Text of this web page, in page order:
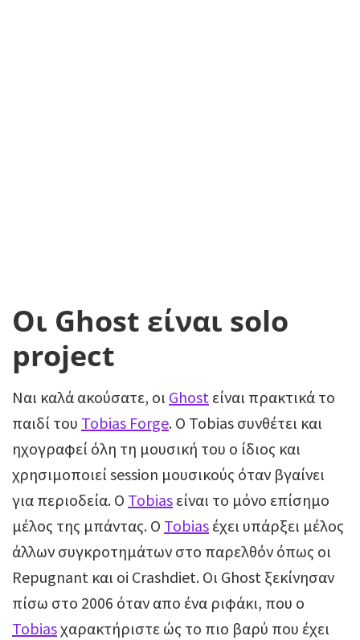
Οι Ghost είναι solo
project
Ναι καλά ακούσατε, οι Ghost είναι πρακτικά το
παιδί του Tobias Forge. O Tobias συνθέτει και
ηχογραφεί όλη τη μουσική του ο ίδιος και
χρησιμοποιεί session μουσικούς όταν βγαίνει
για περιοδεία. Ο Tobias είναι το μόνο επίσημο
μέλος της μπάντας. O Tobias έχει υπάρξει μέλος
άλλων συγκροτημάτων στο παρελθόν όπως οι
Repugnant και oi Crashdiet. Οι Ghost ξεκίνησαν
πίσω στο 2006 όταν απο ένα ριφάκι, που ο
Tobiasχαρακτήριστε ώς το πιο βαρύ που έχει